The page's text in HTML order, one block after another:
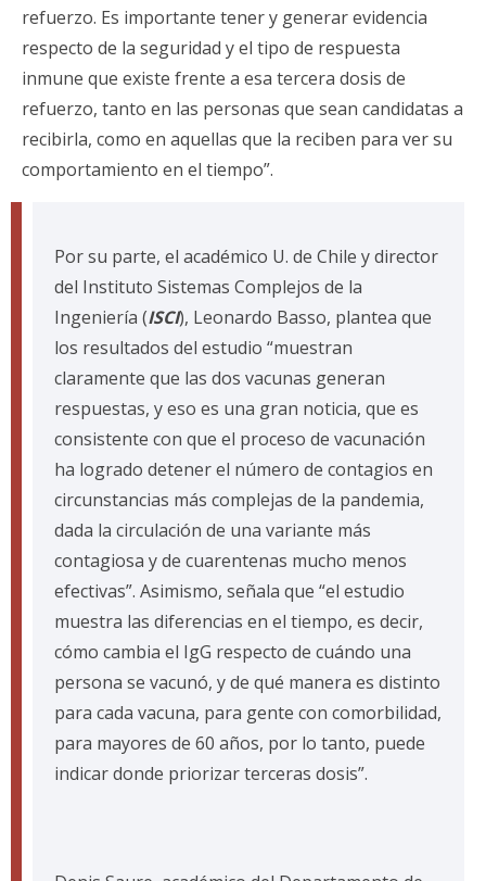
refuerzo. Es importante tener y generar evidencia
respecto de la seguridad y el tipo de respuesta
inmune que existe frente a esa tercera dosis de
refuerzo, tanto en las personas que sean candidatas a
recibirla, como en aquellas que la reciben para ver su
comportamiento en el tiempo”.
Por su parte, el académico U. de Chile y director
del Instituto Sistemas Complejos de la
Ingeniería (ISCI), Leonardo Basso, plantea que
los resultados del estudio “muestran
claramente que las dos vacunas generan
respuestas, y eso es una gran noticia, que es
consistente con que el proceso de vacunación
ha logrado detener el número de contagios en
circunstancias más complejas de la pandemia,
dada la circulación de una variante más
contagiosa y de cuarentenas mucho menos
efectivas”. Asimismo, señala que “el estudio
muestra las diferencias en el tiempo, es decir,
cómo cambia el IgG respecto de cuándo una
persona se vacunó, y de qué manera es distinto
para cada vacuna, para gente con comorbilidad,
para mayores de 60 años, por lo tanto, puede
indicar donde priorizar terceras dosis”.